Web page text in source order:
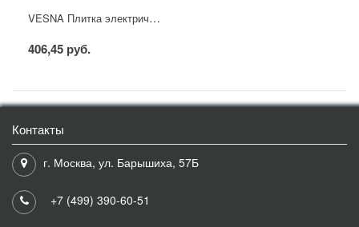
VESNA Плитка электрическая 1-комфор. спираль 1кВт
406,45 руб.
Контакты
г. Москва, ул. Барышиха, 57Б
+7 (499) 390-60-51